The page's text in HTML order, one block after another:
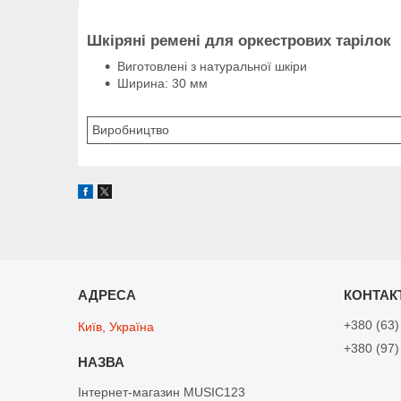
Шкіряні ремені для оркестрових тарілок
Виготовлені з натуральної шкіри
Ширина: 30 мм
Виробництво
Київ, Україна
Інтернет-магазин MUSIC123
+380
+380